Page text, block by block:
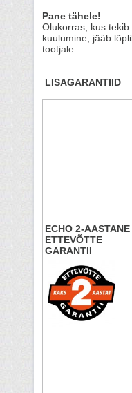
Pane tähele!
Olukorras, kus
kuulumine, jääb
tootjale.
LISAGARANTIID
ECHO 2-AASTANE
ETTEVÕTTE
GARANTII